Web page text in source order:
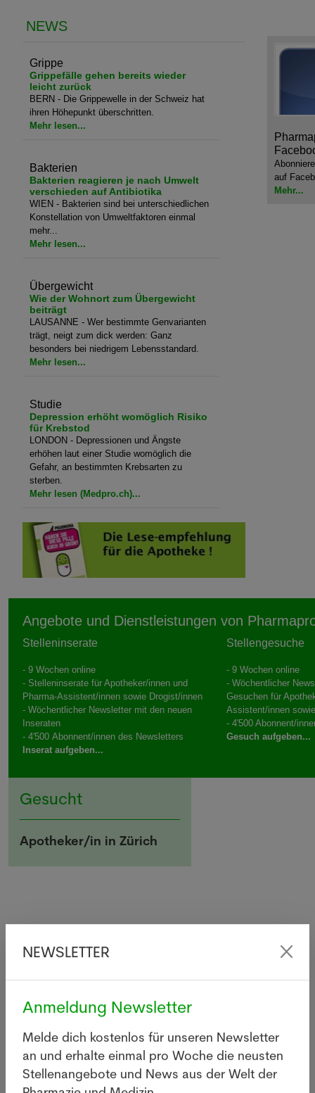
NEWS
Grippe
Grippefälle gehen bereits wieder
leicht zurück
BERN - Die Grippewelle in der Schweiz hat
ihren Höhepunkt überschritten.
Mehr lesen...
Bakterien
Bakterien reagieren je nach Umwelt
verschieden auf Antibiotika
WIEN - Bakterien sind bei unterschiedlichen
Konstellation von Umweltfaktoren einmal
mehr...
Mehr lesen...
Übergewicht
Wie der Wohnort zum Übergewicht
beiträgt
LAUSANNE - Wer bestimmte Genvarianten
trägt, neigt zum dick werden: Ganz
besonders bei niedrigem Lebensstandard.
Mehr lesen...
Studie
Depression erhöht womöglich Risiko
für Krebstod
LONDON - Depressionen und Ängste
erhöhen laut einer Studie womöglich die
Gefahr, an bestimmten Krebsarten zu
sterben.
Mehr lesen (Medpro.ch)...
auf
Mehr...
Angebote und Dienstleistungen von
Stelleninserate
- 9 Wochen online
- Stelleninserate für Apotheker/innen und
Pharma-Assistent/innen sowie Drogist/innen
- Wöchentlicher Newsletter mit den neuen
Inseraten
- 4'500 Abonnent/innen des Newsletters
Inserat aufgeben...
Stellengesuche
- 9 Wochen online
- Wöchentlicher
Gesuchen für
Assistent/innen
- 4'500 Abonnent/
Gesuch aufgeben...
Gesucht
Apotheker/in in Zürich
Letzte News
Legionellen: Wie gefährlich
sind die Bakterien wirklich?
05.08.2026
BASEL - Infolge eines
NEWSLETTER
Anmeldung Newsletter
Melde dich kostenlos für unseren Newsletter
an und erhalte einmal pro Woche die neusten
Stellenangebote und News aus der Welt der